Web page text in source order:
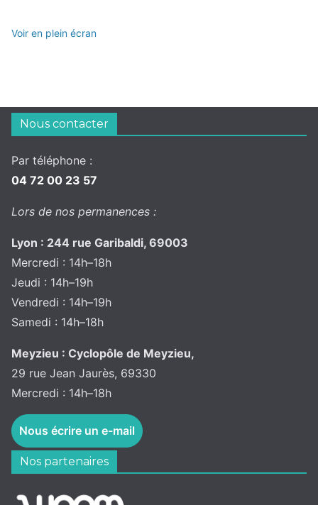
Voir en plein écran
Nous contacter
Par téléphone :
04 72 00 23 57
Lors de nos permanences :
Lyon : 244 rue Garibaldi, 69003
Mercredi : 14h–18h
Jeudi : 14h–19h
Vendredi : 14h–19h
Samedi : 14h–18h
Meyzieu : Cyclopôle de Meyzieu,
29 rue Jean Jaurès, 69330
Mercredi : 14h–18h
Nous écrire un e-mail
Nos partenaires